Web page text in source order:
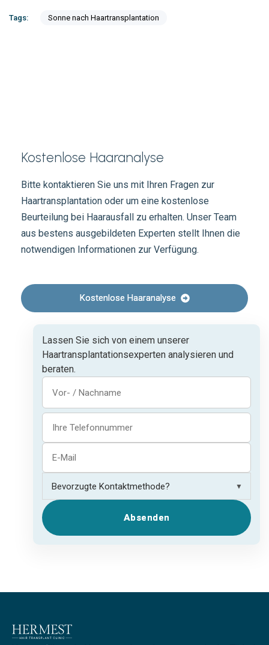
Tags: Sonne nach Haartransplantation
Kostenlose Haaranalyse
Bitte kontaktieren Sie uns mit Ihren Fragen zur
Haartransplantation oder um eine kostenlose
Beurteilung bei Haarausfall zu erhalten. Unser Team
aus bestens ausgebildeten Experten stellt Ihnen die
notwendigen Informationen zur Verfügung.
Kostenlose Haaranalyse
Lassen Sie sich von einem unserer
Haartransplantationsexperten analysieren und
beraten.
▼
Absenden